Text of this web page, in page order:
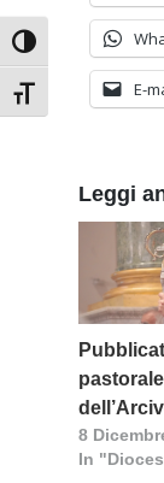
Attiva/disattiva alto
Attiva/disattiva E-
Leggi
pastorale
Baturi
Giubileo
8
In